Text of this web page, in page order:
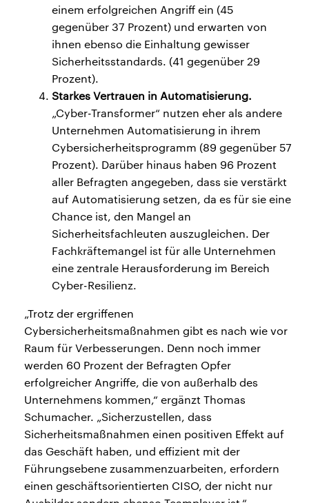
einem erfolgreichen Angriff ein (45
gegenüber 37 Prozent) und erwarten von
ihnen ebenso die Einhaltung gewisser
Sicherheitsstandards. (41 gegenüber 29
Prozent).
Starkes Vertrauen in Automatisierung.
„Cyber-Transformer“ nutzen eher als andere
Unternehmen Automatisierung in ihrem
Cybersicherheitsprogramm (89 gegenüber 57
Prozent). Darüber hinaus haben 96 Prozent
aller Befragten angegeben, dass sie verstärkt
auf Automatisierung setzen, da es für sie eine
Chance ist, den Mangel an
Sicherheitsfachleuten auszugleichen. Der
Fachkräftemangel ist für alle Unternehmen
eine zentrale Herausforderung im Bereich
Cyber-Resilienz.
„Trotz der ergriffenen
Cybersicherheitsmaßnahmen gibt es nach wie vor
Raum für Verbesserungen. Denn noch immer
werden 60 Prozent der Befragten Opfer
erfolgreicher Angriffe, die von außerhalb des
Unternehmens kommen,“ ergänzt Thomas
Schumacher. „Sicherzustellen, dass
Sicherheitsmaßnahmen einen positiven Effekt auf
das Geschäft haben, und effizient mit der
Führungsebene zusammenzuarbeiten, erfordern
einen geschäftsorientierten CISO, der nicht nur